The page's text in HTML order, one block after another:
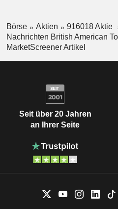
Börse Aktien
916018 Aktie
Nachrichten British American
MarketScreener Artikel
Seit über 20 Jahren
an Ihrer Seite